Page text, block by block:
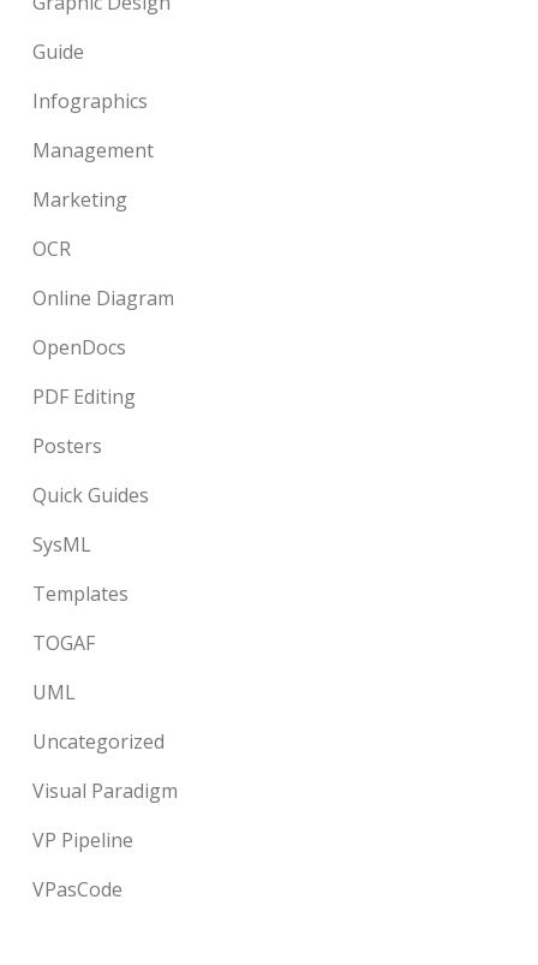
Guide
Infographics
Management
Marketing
OCR
Online Diagram
OpenDocs
PDF Editing
Posters
Quick Guides
SysML
Templates
TOGAF
UML
Uncategorized
Visual Paradigm
VP Pipeline
VPasCode